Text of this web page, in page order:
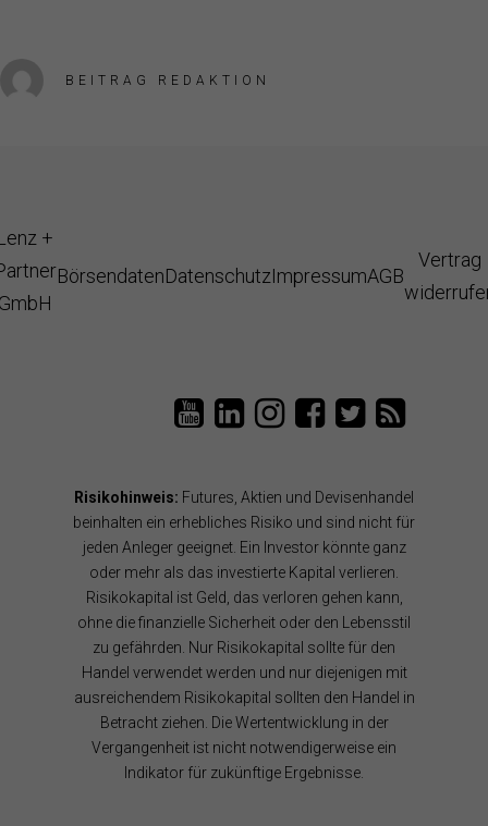
BEITRAG REDAKTION
+
BörsendatenDatenschutzImpressumAGB
Vertrag
L
e
a
r
t
n
e
r
a
u
f
Y
o
u
T
u
b
T
a
n
B
ö
r
s
e
n
s
o
f
t
w
r
e
L
e
n
d
P
r
t
n
e
r
a
u
f
F
a
c
L
e
n
d
P
a
r
t
n
e
r
a
u
f
T
w
Risikohinweis: Futures, Aktien und Devisenhandel
beinhalten ein erhebliches Risiko und sind nicht für
jeden Anleger geeignet. Ein Investor könnte ganz
oder mehr als das investierte Kapital verlieren.
Risikokapital ist Geld, das verloren gehen kann,
ohne die finanzielle Sicherheit oder den Lebensstil
zu gefährden. Nur Risikokapital sollte für den
Handel verwendet werden und nur diejenigen mit
ausreichendem Risikokapital sollten den Handel in
Betracht ziehen. Die Wertentwicklung in der
Vergangenheit ist nicht notwendigerweise ein
Indikator für zukünftige Ergebnisse.